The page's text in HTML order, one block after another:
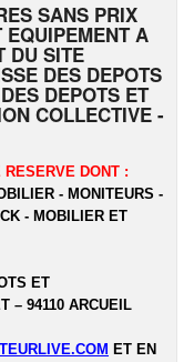
SANS PRIX
EQUIPEMENT A
DU SITE
DES DEPOTS
DEPOTS ET
COLLECTIVE -
DONT :
- MONITEURS -
- MOBILIER ET
ET
– 94110 ARCUEIL
ET EN